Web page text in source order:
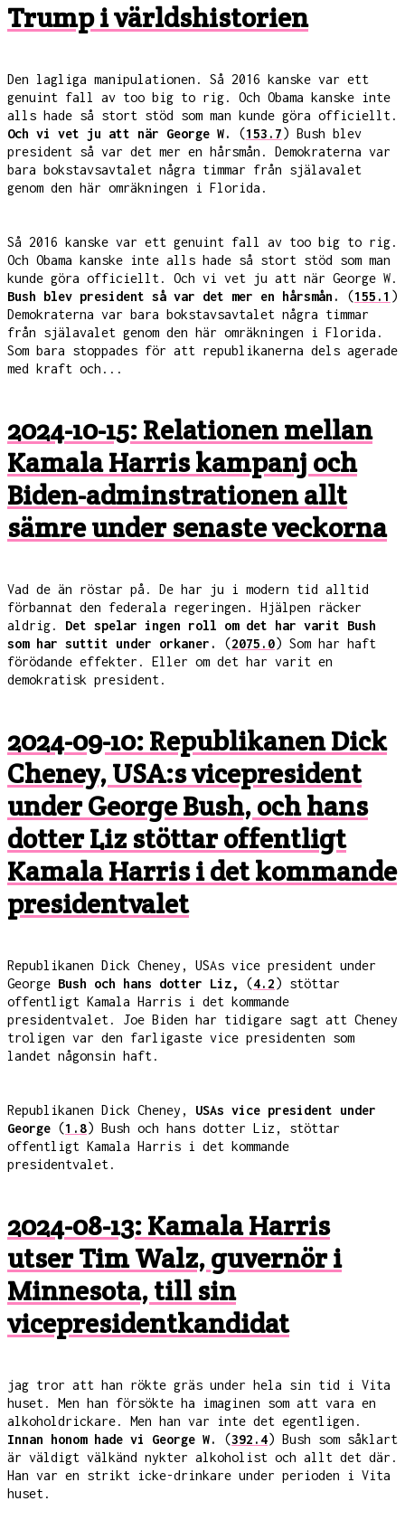
Trump i världshistorien
Den lagliga manipulationen. Så 2016 kanske var ett
genuint fall av too big to rig. Och Obama kanske inte
alls hade så stort stöd som man kunde göra officiellt.
Och vi vet ju att när George W.
(153.7) Bush blev
president så var det mer en hårsmån. Demokraterna var
bara bokstavsavtalet några timmar från själavalet
genom den här omräkningen i Florida.
Så 2016 kanske var ett genuint fall av too big to rig.
Och Obama kanske inte alls hade så stort stöd som man
kunde göra officiellt. Och vi vet ju att när George W.
Bush blev president så var det mer en hårsmån.
(155.1 )
Demokraterna var bara bokstavsavtalet några timmar
från själavalet genom den här omräkningen i Florida.
Som bara stoppades för att republikanerna dels agerade
med kraft och...
2024-10-15: Relationen mellan
Kamala Harris kampanj och
Biden-adminstrationen allt
sämre under senaste veckorna
Vad de än röstar på. De har ju i modern tid alltid
förbannat den federala regeringen. Hjälpen räcker
aldrig. Det spelar ingen roll om det har varit Bush
som har suttit under orkaner.
(2075.0) Som har haft
förödande effekter. Eller om det har varit en
demokratisk president.
2024-09-10: Republikanen Dick
Cheney, USA:s vicepresident
under George Bush, och hans
dotter Liz stöttar offentligt
Kamala Harris i det kommande
presidentvalet
Republikanen Dick Cheney, USAs vice president under
George Bush och hans dotter Liz, (4.2) stöttar
offentligt Kamala Harris i det kommande
presidentvalet. Joe Biden har tidigare sagt att Cheney
troligen var den farligaste vice presidenten som
landet någonsin haft.
Republikanen Dick Cheney, USAs vice president under
George (1.8) Bush och hans dotter Liz, stöttar
offentligt Kamala Harris i det kommande
presidentvalet.
2024-08-13: Kamala Harris
utser Tim Walz, guvernör i
Minnesota, till sin
vicepresidentkandidat
jag tror att han rökte gräs under hela sin tid i Vita
huset. Men han försökte ha imaginen som att vara en
alkoholdrickare. Men han var inte det egentligen.
Innan honom hade vi George W.
(392.4) Bush som såklart
är väldigt välkänd nykter alkoholist och allt det där.
Han var en strikt icke-drinkare under perioden i Vita
huset.